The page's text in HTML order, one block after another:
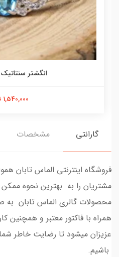
انگشتر سنتاتیک
1,540,000 تومان
گارانتی مشخصات
فروشگاه اینترنتی الماس تابان
مشتریان را به بهترین نحوه
محصولات گالری الماس تابان به
همراه با فاکتور معتبر و
عزیزان میشود تا رضایت خاطر شما
باشیم.